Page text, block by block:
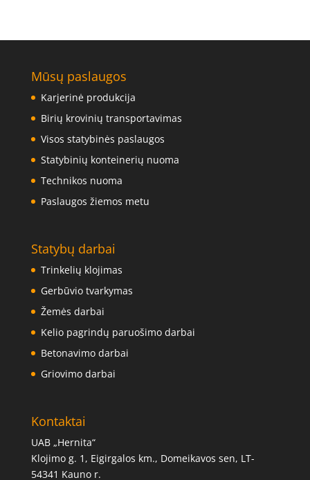
Mūsų paslaugos
Karjerinė produkcija
Birių krovinių transportavimas
Visos statybinės paslaugos
Statybinių konteinerių nuoma
Technikos nuoma
Paslaugos žiemos metu
Statybų darbai
Trinkelių klojimas
Gerbūvio tvarkymas
Žemės darbai
Kelio pagrindų paruošimo darbai
Betonavimo darbai
Griovimo darbai
Kontaktai
UAB „Hernita“
Klojimo g. 1, Eigirgalos km., Domeikavos sen, LT-
54341 Kauno r.